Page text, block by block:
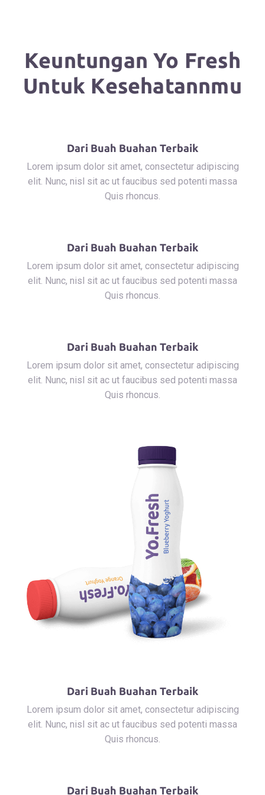
Keuntungan Yo Fresh
Untuk Kesehatannmu
Dari Buah Buahan Terbaik
Lorem ipsum dolor sit amet, consectetur adipiscing
elit. Nunc, nisl sit ac ut faucibus sed potenti massa
Quis rhoncus.
Dari Buah Buahan Terbaik
Lorem ipsum dolor sit amet, consectetur adipiscing
elit. Nunc, nisl sit ac ut faucibus sed potenti massa
Quis rhoncus.
Dari Buah Buahan Terbaik
Lorem ipsum dolor sit amet, consectetur adipiscing
elit. Nunc, nisl sit ac ut faucibus sed potenti massa
Quis rhoncus.
Dari Buah Buahan Terbaik
Lorem ipsum dolor sit amet, consectetur adipiscing
elit. Nunc, nisl sit ac ut faucibus sed potenti massa
Quis rhoncus.
Dari Buah Buahan Terbaik